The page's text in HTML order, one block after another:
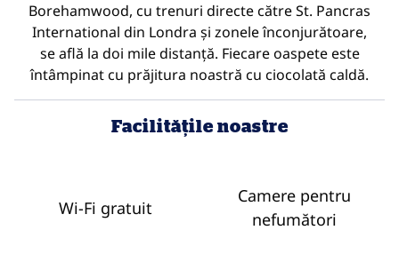
Borehamwood, cu trenuri directe către St. Pancras
International din Londra și zonele înconjurătoare,
se află la doi mile distanță. Fiecare oaspete este
întâmpinat cu prăjitura noastră cu ciocolată caldă.
Facilităţile noastre
Wi-Fi gratuit
Camere pentru
nefumători